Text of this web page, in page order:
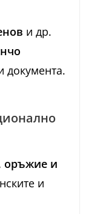
и др.
документа.
оръжие и
и